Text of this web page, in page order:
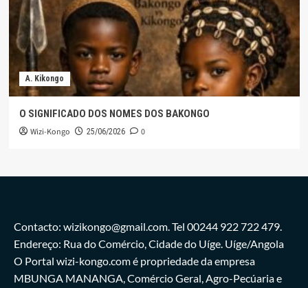
A. Kikongo
O SIGNIFICADO DOS NOMES DOS BAKONGO
Wizi-Kongo 25/06/2026 0
Contacto: wizikongo@gmail.com. Tel 00244 922 722 479.
Endereço: Rua do Comércio, Cidade do Uíge. Uíge/Angola
O Portal wizi-kongo.com é propriedade da empresa
MBUNGA MANANGA, Comércio Geral, Agro-Pecúaria e